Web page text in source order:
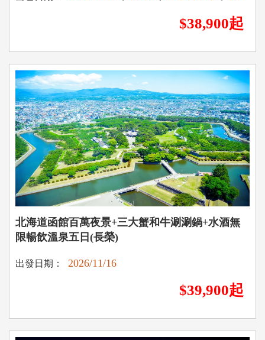
$38,900起
北海道函館百萬夜景+三大蟹和牛涮涮鍋+水酒無
限暢飲溫泉五日(長榮)
出發日期： 2026/11/16
$39,900起